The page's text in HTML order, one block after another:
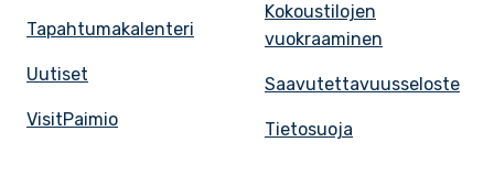
Tapahtumakalenteri
Uutiset
VisitPaimio
Kokoustilojen
vuokraaminen
Saavutettavuusseloste
Tietosuoja